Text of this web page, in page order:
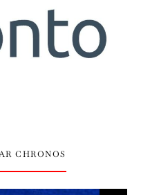
CHRONOS